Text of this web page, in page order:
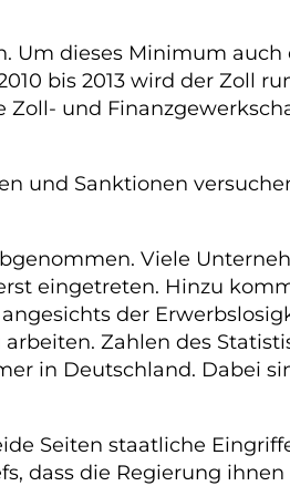
Um dieses Minimum auch
bis 2013 wird der Zoll
Zoll- und
und Sanktionen
Viele
eingetreten. Hinzu
der
Zahlen des
in Deutschland. Dabei
Seiten staatliche
dass die Regierung